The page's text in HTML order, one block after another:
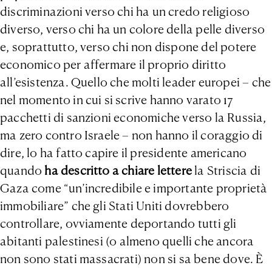
discriminazioni verso chi ha un credo religioso
diverso, verso chi ha un colore della pelle diverso
e, soprattutto, verso chi non dispone del potere
economico per affermare il proprio diritto
all’esistenza. Quello che molti leader europei – che
nel momento in cui si scrive hanno varato 17
pacchetti di sanzioni economiche verso la Russia,
ma zero contro Israele – non hanno il coraggio di
dire, lo ha fatto capire il presidente americano
quando ha descritto a chiare letterela Striscia di
Gaza come “un’incredibile e importante proprietà
immobiliare” che gli Stati Uniti dovrebbero
controllare, ovviamente deportando tutti gli
abitanti palestinesi (o almeno quelli che ancora
non sono stati massacrati) non si sa bene dove. È